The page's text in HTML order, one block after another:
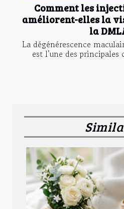
Comment les
améliorent-elles la
la
La dégénérescence
est l’une des principales